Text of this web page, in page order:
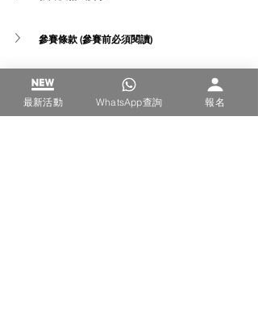
參賽條款 (參賽前必須閱讀)
得獎後訂製獎項費用
最新活動 WhatsApp查詢 報名